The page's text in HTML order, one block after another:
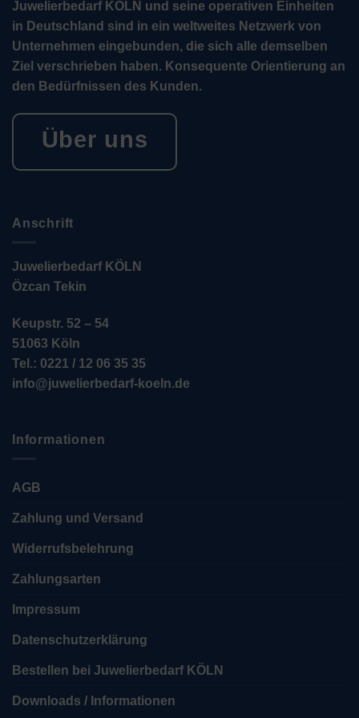
Juwelierbedarf KÖLN und seine operativen Einheiten
in Deutschland sind in ein weltweites Netzwerk von
Unternehmen eingebunden, die sich alle demselben
Ziel verschrieben haben. Konsequente Orientierung an
den Bedürfnissen des Kunden.
Über uns
Anschrift
Juwelierbedarf KÖLN
Özcan Tekin
Keupstr. 52 – 54
51063 Köln
Tel.: 0221 / 12 06 35 35
info@juwelierbedarf-koeln.de
Informationen
AGB
Zahlung und Versand
Widerrufsbelehrung
Zahlungsarten
Impressum
Datenschutzerklärung
Bestellen bei Juwelierbedarf KÖLN
Downloads / Informationen